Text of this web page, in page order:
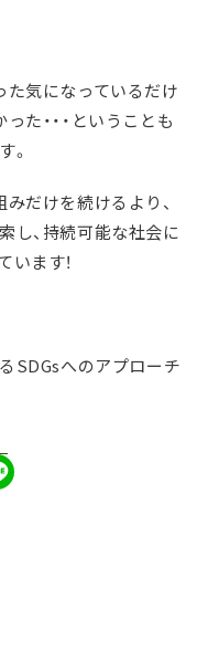
た気になっているだけ
た・・・ということも
。
だけを続けるより、
し、持続可能な社会に
ます！
SDGsへのアプローチ